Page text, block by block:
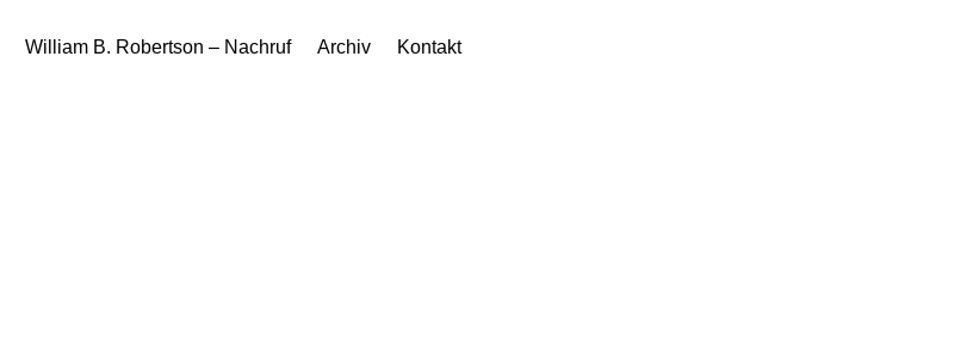
William B. Robertson – Nachruf Archiv Kontakt